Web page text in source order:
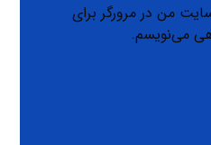
من در مرورگر برای
می‌نویسم.